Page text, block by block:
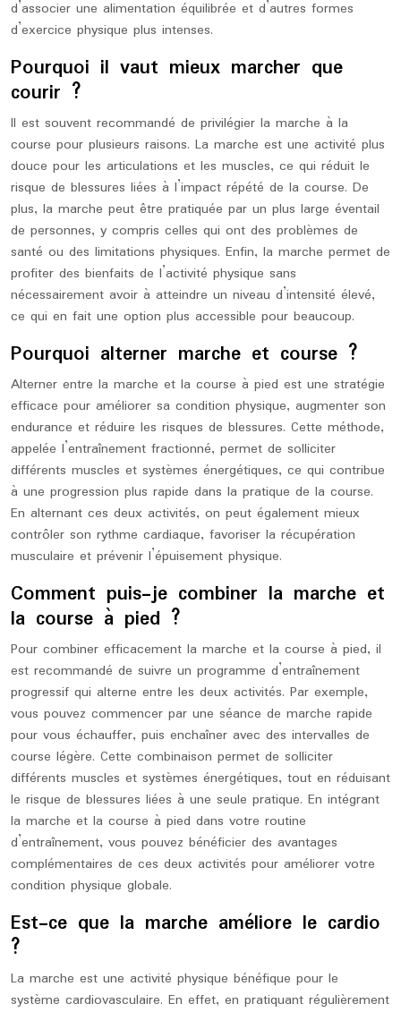
d’associer une alimentation équilibrée et d’autres formes
d’exercice physique plus intenses.
Pourquoi il vaut mieux marcher que
courir ?
Il est souvent recommandé de privilégier la marche à la
course pour plusieurs raisons. La marche est une activité plus
douce pour les articulations et les muscles, ce qui réduit le
risque de blessures liées à l’impact répété de la course. De
plus, la marche peut être pratiquée par un plus large éventail
de personnes, y compris celles qui ont des problèmes de
santé ou des limitations physiques. Enfin, la marche permet de
profiter des bienfaits de l’activité physique sans
nécessairement avoir à atteindre un niveau d’intensité élevé,
ce qui en fait une option plus accessible pour beaucoup.
Pourquoi alterner marche et course ?
Alterner entre la marche et la course à pied est une stratégie
efficace pour améliorer sa condition physique, augmenter son
endurance et réduire les risques de blessures. Cette méthode,
appelée l’entraînement fractionné, permet de solliciter
différents muscles et systèmes énergétiques, ce qui contribue
à une progression plus rapide dans la pratique de la course.
En alternant ces deux activités, on peut également mieux
contrôler son rythme cardiaque, favoriser la récupération
musculaire et prévenir l’épuisement physique.
Comment puis-je combiner la marche et
la course à pied ?
Pour combiner efficacement la marche et la course à pied, il
est recommandé de suivre un programme d’entraînement
progressif qui alterne entre les deux activités. Par exemple,
vous pouvez commencer par une séance de marche rapide
pour vous échauffer, puis enchaîner avec des intervalles de
course légère. Cette combinaison permet de solliciter
différents muscles et systèmes énergétiques, tout en réduisant
le risque de blessures liées à une seule pratique. En intégrant
la marche et la course à pied dans votre routine
d’entraînement, vous pouvez bénéficier des avantages
complémentaires de ces deux activités pour améliorer votre
condition physique globale.
Est-ce que la marche améliore le cardio
?
La marche est une activité physique bénéfique pour le
système cardiovasculaire. En effet, en pratiquant régulièrement